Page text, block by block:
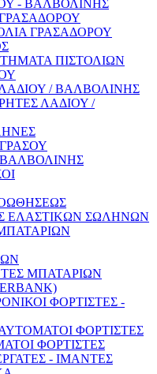
- ΒΑΛΒΟΛΙΝΗΣ
ΓΡΑΣΑΔΟΡΟΥ
ΠΙΣΤΟΛΙΩΝ
/ ΒΑΛΒΟΛΙΝΗΣ
ΛΑΔΙΟΥ /
ΕΛΑΣΤΙΚΩΝ ΣΩΛΗΝΩΝ
ΜΠΑΤΑΡΙΩΝ
ΦΟΡΤΙΣΤΕΣ -
ΑΥΤΟΜΑΤΟΙ ΦΟΡΤΙΣΤΕΣ
ΦΟΡΤΙΣΤΕΣ
- ΙΜΑΝΤΕΣ